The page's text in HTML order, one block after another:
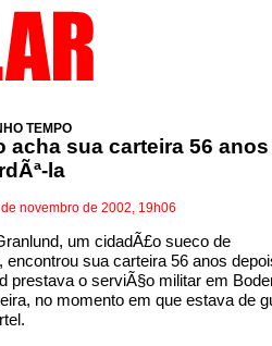
TEMPO
acha sua carteira 56
la
novembro de 2002, 19h06
um cidadÃ£o sueco de
encontrou sua carteira 56 anos
prestava o serviÃ§o militar em
no momento em que estava de